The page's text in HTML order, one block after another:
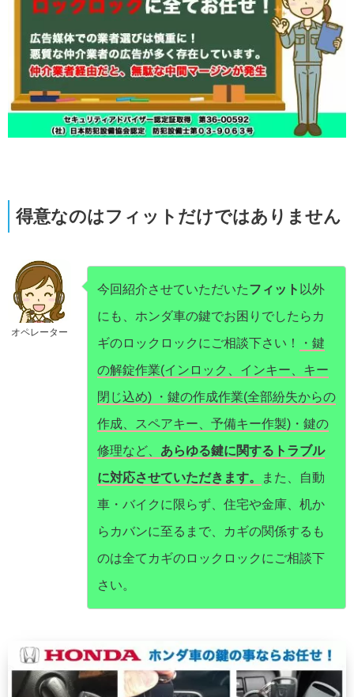
得意なのはフィットだけではありません
オペレーター
今回紹介させていただいたフィット 以外
にも、ホンダ車の鍵でお困りでしたらカ
ギのロックロックにご相談下さい！
・鍵
の解錠作業(インロック、インキー、キー
閉じ込め) ・鍵の作成作業(全部紛失からの
作成、スペアキー、予備キー作製)・鍵の
修理など、 あらゆる鍵に関するトラブル
に対応させていただきます。
また、自動
車・バイクに限らず、住宅や金庫、机か
らカバンに至るまで、カギの関係するも
のは全てカギのロックロックにご相談下
さい。